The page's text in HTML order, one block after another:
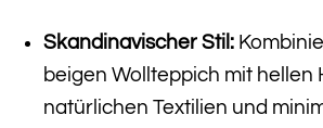
Skandinavischer Stil:
beigen Wollteppich mit hellen
natürlichen Textilien und